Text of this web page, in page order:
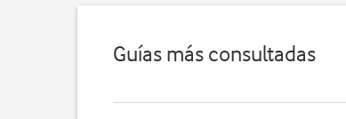
Guías más consultadas